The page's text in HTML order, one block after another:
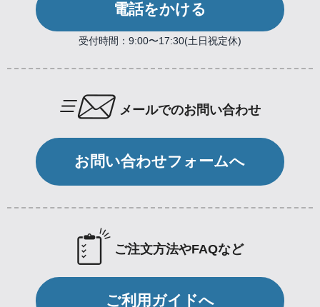
電話をかける
受付時間：9:00〜17:30(土日祝定休)
メールでのお問い合わせ
お問い合わせフォームへ
ご注文方法やFAQなど
ご利用ガイドへ